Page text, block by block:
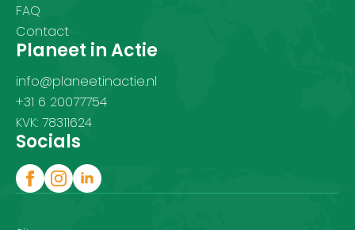
FAQ
Contact
Planeet in Actie
info@planeetinactie.nl
+31 6 20077754
KVK: 78311624
Socials